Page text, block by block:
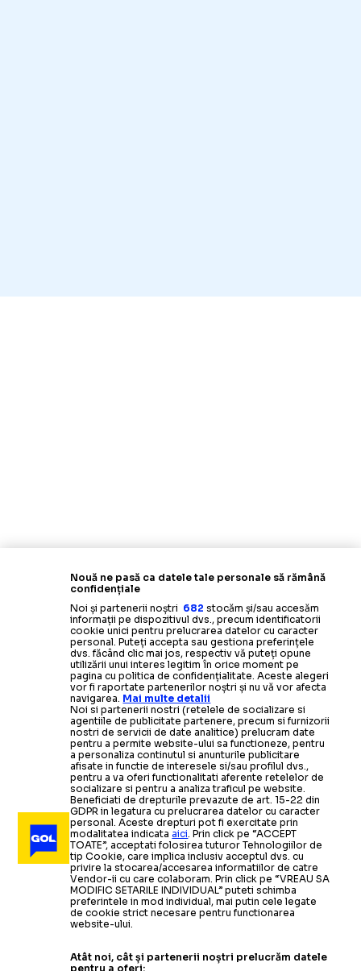
Nouă ne pasă ca datele tale personale să rămână
confidențiale
Noi și partenerii noștri 682 stocăm și/sau accesăm
informații pe dispozitivul dvs., precum identificatorii
cookie unici pentru prelucrarea datelor cu caracter
personal. Puteți accepta sau gestiona preferințele
dvs. făcând clic mai jos, respectiv vă puteți opune
utilizării unui interes legitim în orice moment pe
pagina cu politica de confidențialitate. Aceste alegeri
vor fi raportate partenerilor noștri și nu vă vor afecta
navigarea. Mai multe detalii
Noi si partenerii nostri (retelele de socializare si
agentiile de publicitate partenere, precum si furnizorii
nostri de servicii de date analitice) prelucram date
pentru a permite website-ului sa functioneze, pentru
a personaliza continutul si anunturile publicitare
afisate in functie de interesele si/sau profilul dvs.,
pentru a va oferi functionalitati aferente retelelor de
socializare si pentru a analiza traficul pe website.
Beneficiati de drepturile prevazute de art. 15-22 din
GDPR in legatura cu prelucrarea datelor cu caracter
personal. Aceste drepturi pot fi exercitate prin
modalitatea indicataaici. Prin click pe “ACCEPT
TOATE”, acceptati folosirea tuturor Tehnologiilor de
tip Cookie, care implica inclusiv acceptul dvs. cu
privire la stocarea/accesarea informatiilor de catre
Vendor-ii cu care colaboram. Prin click pe “VREAU SA
MODIFIC SETARILE INDIVIDUAL” puteti schimba
preferintele in mod individual, mai putin cele legate
de cookie strict necesare pentru functionarea
website-ului.
Atât noi, cât și partenerii noștri prelucrăm datele
pentru a oferi: